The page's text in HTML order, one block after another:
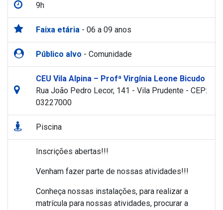
9h
Faixa etária - 06 a 09 anos
Público alvo - Comunidade
CEU Vila Alpina – Profª Virgínia Leone Bicudo
Rua João Pedro Lecor, 141 - Vila Prudente - CEP:
03227000
Piscina
Inscrições abertas!!!
Venham fazer parte de nossas atividades!!!
Conheça nossas instalações, para realizar a
matrícula para nossas atividades, procurar a